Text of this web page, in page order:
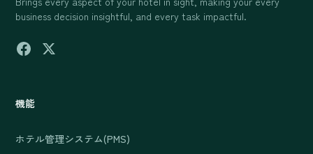
business decision insightful, and every task impactful.
機能
ホテル管理システム(PMS)